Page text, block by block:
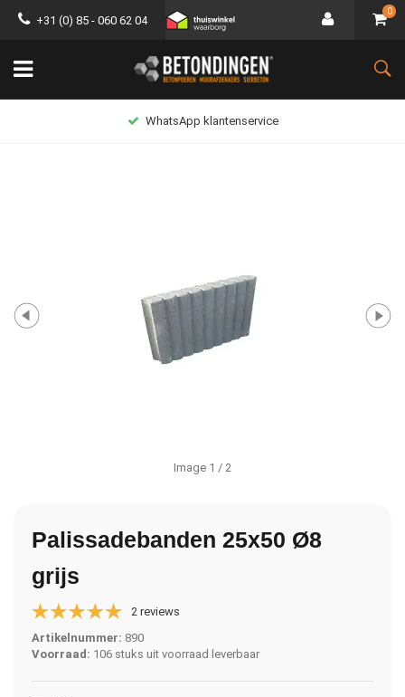
+31 (0) 85 - 060 62 04
0
Image 1 / 2
Palissadebanden 25x50 Ø8
grijs
2 reviews
Artikelnummer: 890
Voorraad: 106 stuks uit voorraad leverbaar